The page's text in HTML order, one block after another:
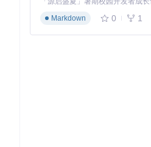
Markdown
0 1